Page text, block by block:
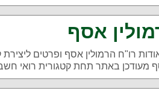
אסף
רו"ח הרמולין אסף ופרטים
מעודכן באתר תחת קטגורית רואי